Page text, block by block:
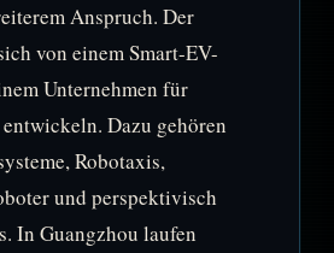
Anspruch. Der
von einem Smart-EV-
Unternehmen für
Dazu gehören
Robotaxis,
und perspektivisch
In Guangzhou laufen